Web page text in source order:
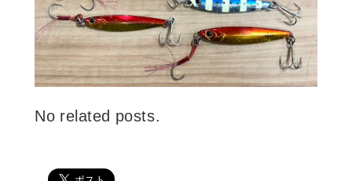
No related posts.